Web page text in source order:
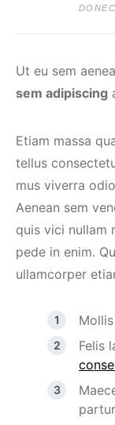
Ut eu sem
sem adipiscing
Etiam massa
tellus
mus viverra
Aenean sem
quis vici nullam
pede in enim.
ullamcorper
Felis